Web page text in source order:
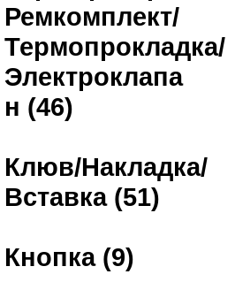
Ремкомплект/
Термопрокладка/
Электроклапа
н (46)
Клюв/Накладка/
Вставка (51)
Кнопка (9)